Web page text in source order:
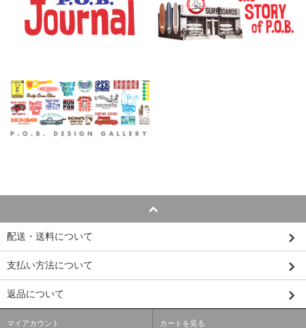
配送・送料について
支払い方法について
返品について
マイアカウント カートを見る